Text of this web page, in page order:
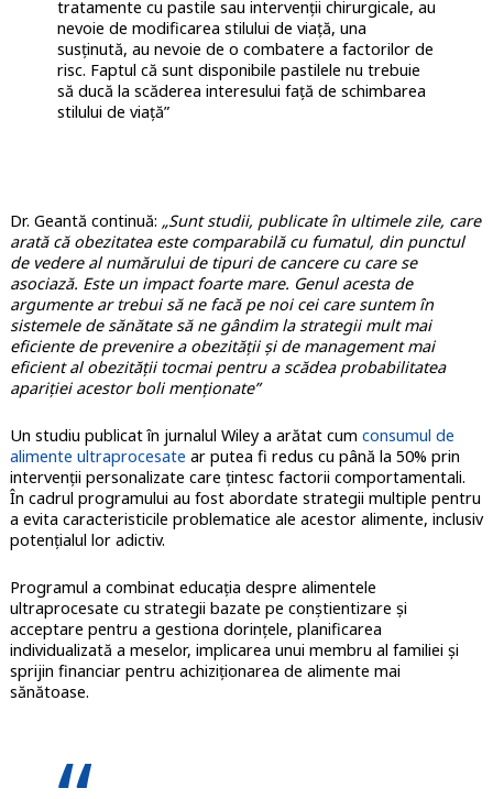
tratamente cu pastile sau intervenții chirurgicale, au
nevoie de modificarea stilului de viață, una
susținută, au nevoie de o combatere a factorilor de
risc. Faptul că sunt disponibile pastilele nu trebuie
să ducă la scăderea interesului față de schimbarea
stilului de viață”
Dr. Geantă continuă: „Sunt studii, publicate în ultimele zile, care
arată că obezitatea este comparabilă cu fumatul, din punctul
de vedere al numărului de tipuri de cancere cu care se
asociază. Este un impact foarte mare. Genul acesta de
argumente ar trebui să ne facă pe noi cei care suntem în
sistemele de sănătate să ne gândim la strategii mult mai
eficiente de prevenire a obezității și de management mai
eficient al obezității tocmai pentru a scădea probabilitatea
apariției acestor boli menționate”
Un studiu publicat în jurnalul Wiley a arătat cum consumul de
alimente ultraprocesate ar putea fi redus cu până la 50% prin
intervenții personalizate care țintesc factorii comportamentali.
În cadrul programului au fost abordate strategii multiple pentru
a evita caracteristicile problematice ale acestor alimente, inclusiv
potențialul lor adictiv.
Programul a combinat educația despre alimentele
ultraprocesate cu strategii bazate pe conștientizare și
acceptare pentru a gestiona dorințele, planificarea
individualizată a meselor, implicarea unui membru al familiei și
sprijin financiar pentru achiziționarea de alimente mai
sănătoase.